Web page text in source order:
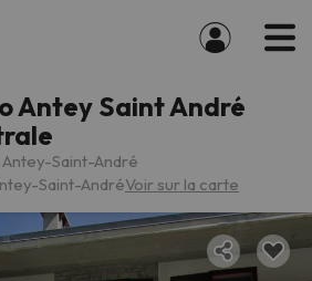
Antey Saint André
Antey-Saint-André
Saint-AndréVoir sur la carte